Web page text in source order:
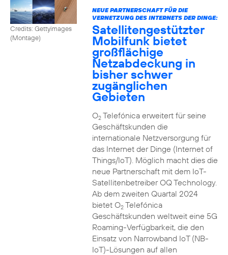
Credits: Gettyimages
(Montage)
NEUE PARTNERSCHAFT FÜR DIE
VERNETZUNG DES INTERNETS DER DINGE:
Satellitengestützter
Mobilfunk bietet
großflächige
Netzabdeckung in
bisher schwer
zugänglichen
Gebieten
O2Telefónica erweitert für seine
Geschäftskunden die
internationale Netzversorgung für
das Internet der Dinge (Internet of
Things/IoT). Möglich macht dies die
neue Partnerschaft mit dem IoT-
Satellitenbetreiber OQ Technology.
Ab dem zweiten Quartal 2024
bietet O2Telefónica
Geschäftskunden weltweit eine 5G
Roaming-Verfügbarkeit, die den
Einsatz von Narrowband IoT (NB-
IoT)-Lösungen auf allen